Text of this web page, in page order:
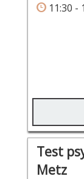
11:30 -
Test
Metz